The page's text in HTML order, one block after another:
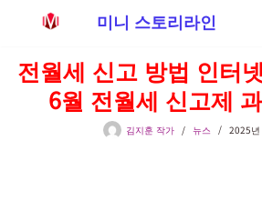
텐
미니 스토리라인
전월세 신고 방법 인터
6월 전월세 신고제
김지훈 작가 뉴스 2025